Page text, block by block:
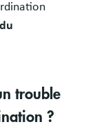
trouble
?